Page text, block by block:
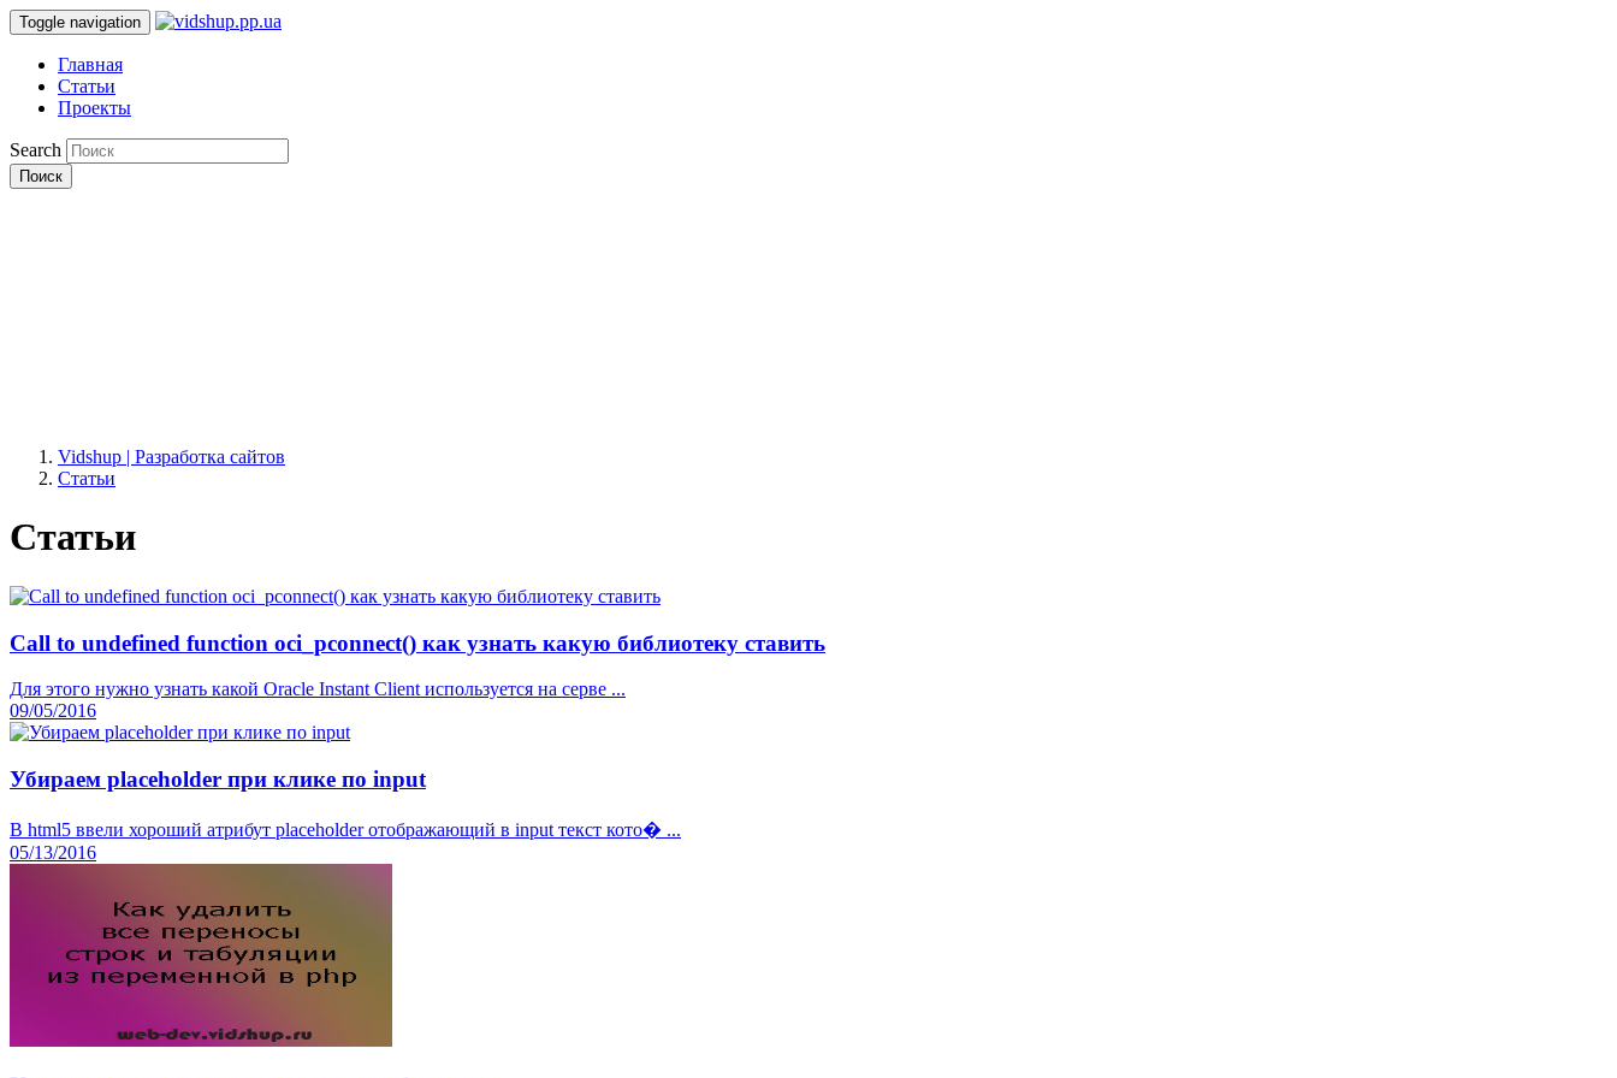
Toggle navigation
Главная
Статьи
Проекты
Search
Поиск
Vidshup | Разработка сайтов
Статьи
Статьи
Call to undefined function oci_pconnect() как узнать какую библиотеку ставить
Для этого нужно узнать какой Oracle Instant Client используется на серве ...
09/05/2016
Убираем placeholder при клике по input
В html5 ввели хороший атрибут placeholder отображающий в input текст кото� ...
05/13/2016